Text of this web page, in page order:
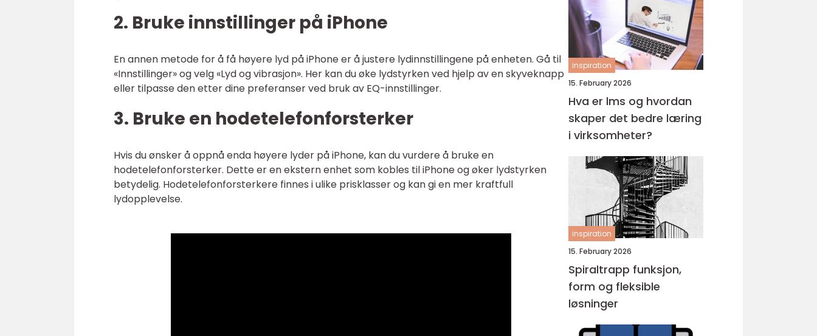
2. Bruke innstillinger på iPhone
En annen metode for å få høyere lyd på iPhone er å justere lydinnstillingene på enheten. Gå til
«Innstillinger» og velg «Lyd og vibrasjon». Her kan du øke lydstyrken ved hjelp av en skyveknapp
eller tilpasse den etter dine preferanser ved bruk av EQ-innstillinger.
3. Bruke en hodetelefonforsterker
Hvis du ønsker å oppnå enda høyere lyder på iPhone, kan du vurdere å bruke en
hodetelefonforsterker. Dette er en ekstern enhet som kobles til iPhone og øker lydstyrken
betydelig. Hodetelefonforsterkere finnes i ulike prisklasser og kan gi en mer kraftfull
lydopplevelse.
inspiration
15. February 2026
Hva er lms og hvordan
skaper det bedre læring
i virksomheter?
inspiration
15. February 2026
Spiraltrapp funksjon,
form og fleksible
løsninger